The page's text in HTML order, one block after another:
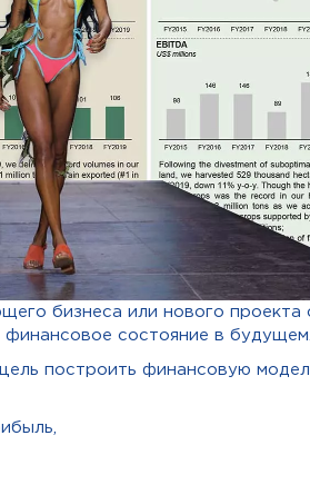
бизнеса или нового
состояние в будущем.
построить финансовую